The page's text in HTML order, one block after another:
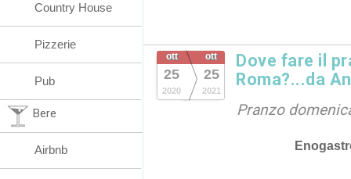
ott
25
2020
ott
25
2021
Dove fare il
Roma?...da
Pranzo
Country House
Pizzerie
Pub
Bere
Airbnb